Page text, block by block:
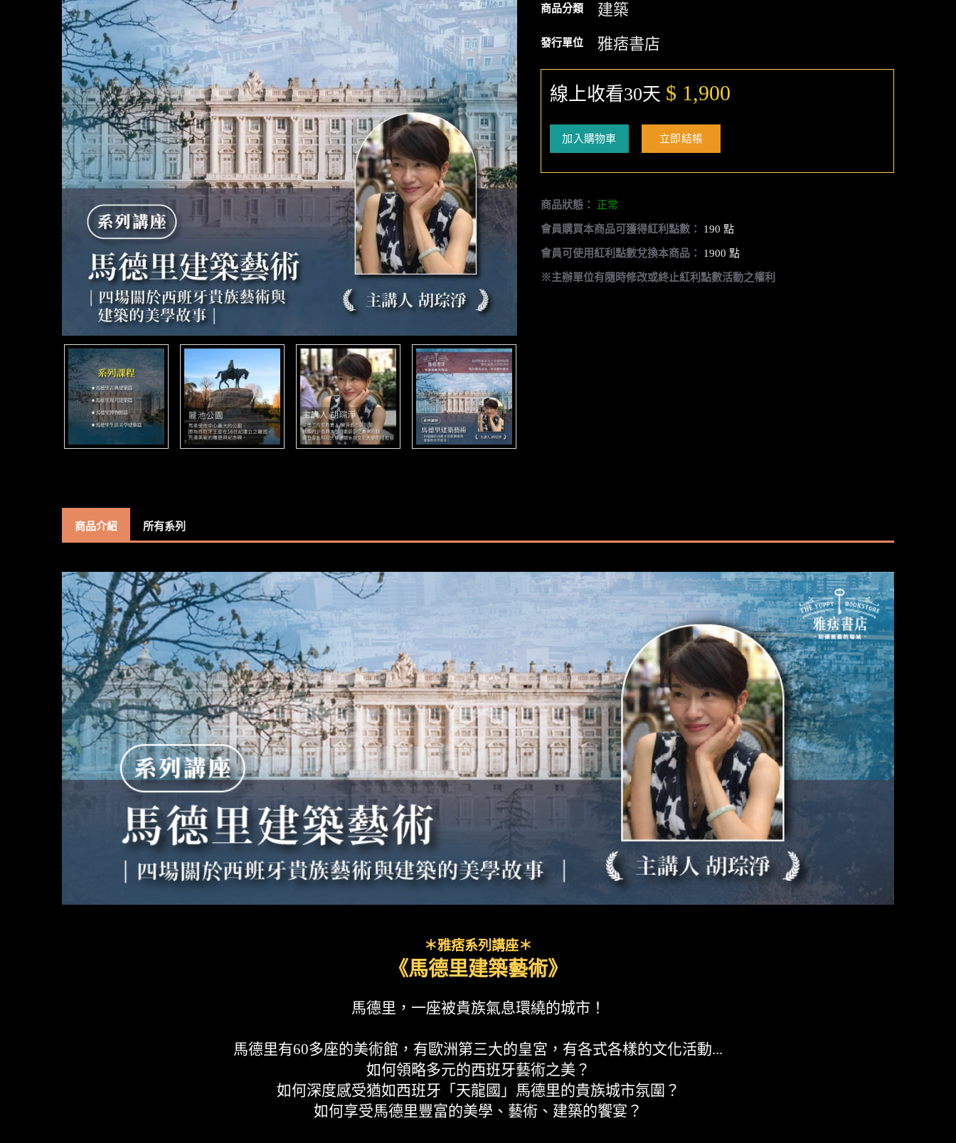
商品分類 建築
發行單位 雅痞書店
線上收看30天 $ 1,900
加入購物車 立即結帳
商品狀態： 正常
會員購買本商品可獲得紅利點數： 190 點
會員可使用紅利點數兌換本商品： 1900 點
※主辦單位有隨時修改或終止紅利點數活動之權利
商品介紹 所有系列
＊雅痞系列講座＊
《馬德里建築藝術》
馬德里，一座被貴族氣息環繞的城市！
馬德里有60多座的美術館，有歐洲第三大的皇宮，有各式各樣的文化活動...
如何領略多元的西班牙藝術之美？
如何深度感受猶如西班牙「天龍國」馬德里的貴族城市氛圍？
如何享受馬德里豐富的美學、藝術、建築的饗宴？